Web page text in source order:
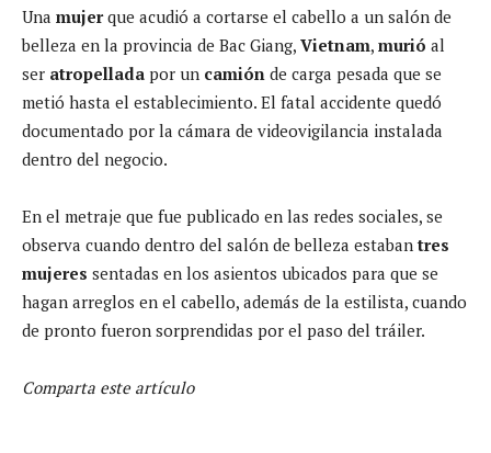
Una mujerque acudió a cortarse el cabello a un salón de
belleza en la provincia de Bac Giang, Vietnam, murió al
ser atropellada por un camión de carga pesada que se
metió hasta el establecimiento. El fatal accidente quedó
documentado por la cámara de videovigilancia instalada
dentro del negocio.
En el metraje que fue publicado en las redes sociales, se
observa cuando dentro del salón de belleza estabantres
mujeres sentadas en los asientos ubicados para que se
hagan arreglos en el cabello, además de la estilista, cuando
de pronto fueron sorprendidas por el paso del tráiler.
Comparta este artículo